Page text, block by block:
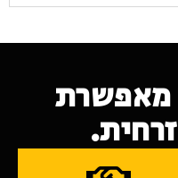
מאפשרת